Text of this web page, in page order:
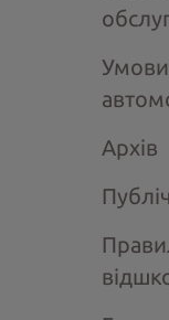
Умови
Архів